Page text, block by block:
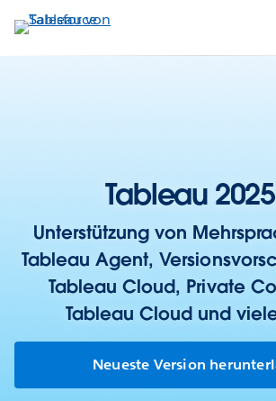
Direkt
zum
Tableau
Unterstützung von
Tableau Agent,
Tableau Cloud, Private
Tableau Cloud und
Neueste Version